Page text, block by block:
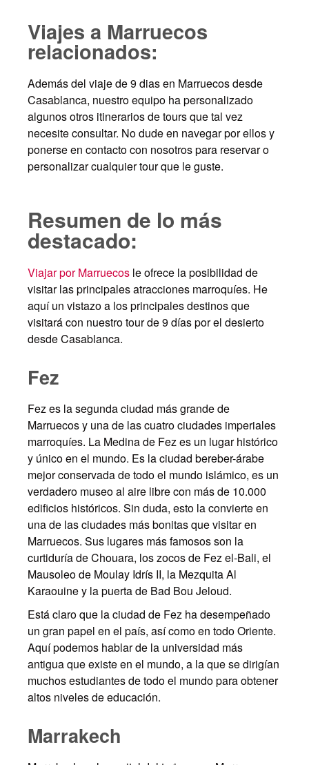
Viajes a Marruecos
relacionados:
Además del viaje de 9 dias en Marruecos desde
Casablanca, nuestro equipo ha personalizado
algunos otros itinerarios de tours que tal vez
necesite consultar. No dude en navegar por ellos y
ponerse en contacto con nosotros para reservar o
personalizar cualquier tour que le guste.
Resumen de lo más
destacado:
Viajar por Marruecos le ofrece la posibilidad de
visitar las principales atracciones marroquíes. He
aquí un vistazo a los principales destinos que
visitará con nuestro tour de 9 días por el desierto
desde Casablanca.
Fez
Fez es la segunda ciudad más grande de
Marruecos y una de las cuatro ciudades imperiales
marroquíes. La Medina de Fez es un lugar histórico
y único en el mundo. Es la ciudad bereber-árabe
mejor conservada de todo el mundo islámico, es un
verdadero museo al aire libre con más de 10.000
edificios históricos. Sin duda, esto la convierte en
una de las ciudades más bonitas que visitar en
Marruecos. Sus lugares más famosos son la
curtiduría de Chouara, los zocos de Fez el-Bali, el
Mausoleo de Moulay Idrís II, la Mezquita Al
Karaouine y la puerta de Bad Bou Jeloud.
Está claro que la ciudad de Fez ha desempeñado
un gran papel en el país, así como en todo Oriente.
Aquí podemos hablar de la universidad más
antigua que existe en el mundo, a la que se dirigían
muchos estudiantes de todo el mundo para obtener
altos niveles de educación.
Marrakech